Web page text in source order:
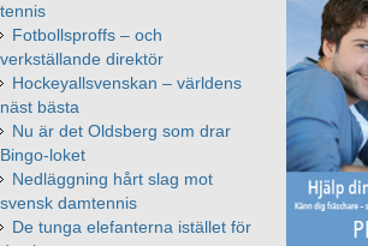
tennis
Fotbollsproffs – och
verkställande direktör
Hockeyallsvenskan – världens
näst bästa
Nu är det Oldsberg som drar
Bingo-loket
Nedläggning hårt slag mot
svensk damtennis
De tunga elefanterna istället för